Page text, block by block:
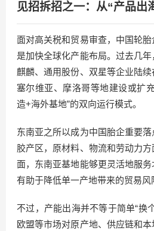
见招拆招之一：从“产品出
面对高关税和贸易审查，中国轮胎
是加快全球化产能布局。过去几
麒麟、通用股份、双星等企业陆续
塞尔维亚、摩洛哥等地建设或扩
造+海外基地”的双向运行模式。
东南亚之所以成为中国胎企重要
胶产区，原材料、物流和劳动力
面，东南亚基地能够更灵活地服务
有助于降低单一产地带来的贸易风
不过，产能出海并不等于简单“换
欧盟等市场对原产地、供应链和